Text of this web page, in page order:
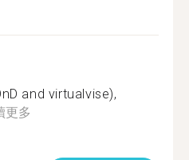
and virtualvise),
更多